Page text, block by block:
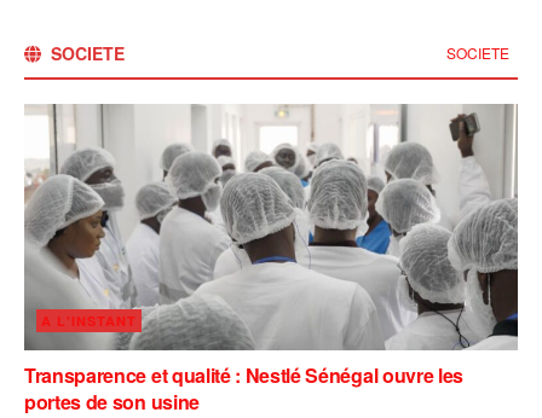
SOCIETE SOCIETE
A L'INSTANT
Transparence et qualité : Nestlé Sénégal ouvre les
portes de son usine